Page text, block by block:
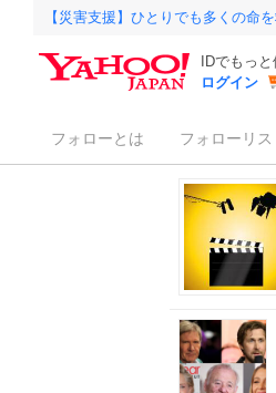
【災害支援】ひとりでも多くの命
IDでもっ
ログイン
フォローとは フォローリス